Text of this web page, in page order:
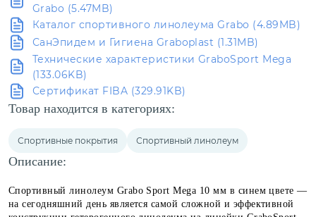
Grabo (5.47MB)
Каталог спортивного линолеума Grabo (4.89MB)
СанЭпидем и Гигиена Graboplast (1.31MB)
Технические характеристики GraboSport Mega
(133.06KB)
Сертификат FIBA (329.91KB)
Товар находится в категориях:
Спортивные покрытия Спортивный линолеум
Описание:
Спортивный линолеум Grabo Sport Mega 10 мм в синем цвете —
на сегодняшний день является самой сложной и эффективной